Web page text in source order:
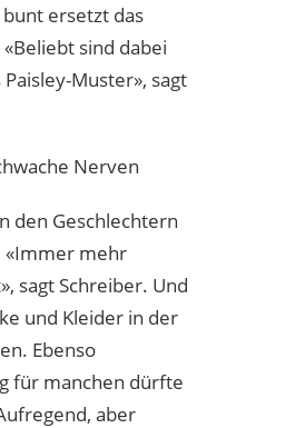
ersetzt das
sind dabei
Muster», sagt
Nerven
den Geschlechtern
«Immer mehr
sagt Schreiber. Und
und Kleider in der
Ebenso
für manchen dürfte
aber